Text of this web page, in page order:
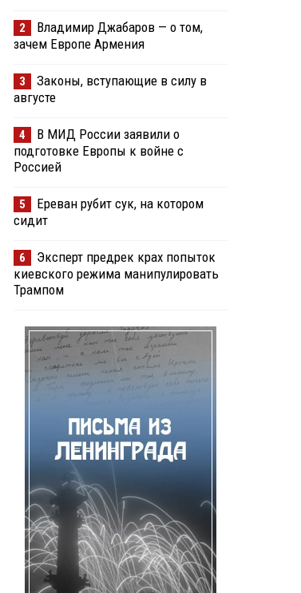
2
Владимир Джабаров — о том,
зачем Европе Армения
3
Законы, вступающие в силу в
августе
4
В МИД России заявили о
подготовке Европы к войне с
Россией
5
Ереван рубит сук, на котором
сидит
6
Эксперт предрек крах попыток
киевского режима манипулировать
Трампом